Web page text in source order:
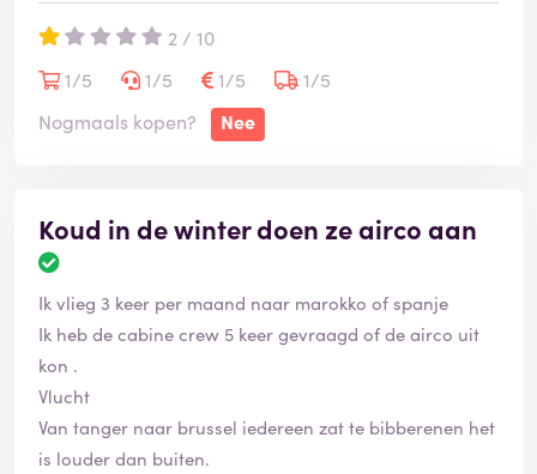
2 / 10
1/5
1/5 1/5
1/5
Nogmaals kopen?
Nee
Koud in de winter doen ze airco aan
Ik vlieg 3 keer per maand naar marokko of spanje
Ik heb de cabine crew 5 keer gevraagd of de airco uit
kon .
Vlucht
Van tanger naar brussel iedereen zat te bibberenen het
is louder dan buiten.